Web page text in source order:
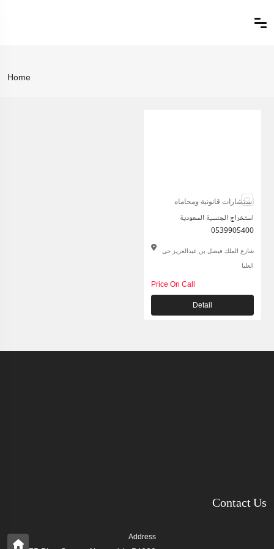
Home
استشارات قانونية ومحاماه
استخراج الجنسية السعودية
0539905400
شارع الملك فيصل بن عبدالعزيز حي
العليا
Price On Call
Detail
Contact Us
Address